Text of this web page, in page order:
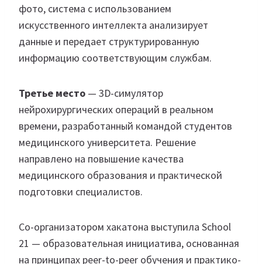
фото, система с использованием
искусственного интеллекта анализирует
данные и передает структурированную
информацию соответствующим службам.
Третье место — 3D-симулятор
нейрохирургических операций в реальном
времени, разработанный командой студентов
медицинского университета. Решение
направлено на повышение качества
медицинского образования и практической
подготовки специалистов.
Со-организатором хакатона выступила School
21 — образовательная инициатива, основанная
на принципах peer-to-peer обучения и практико-